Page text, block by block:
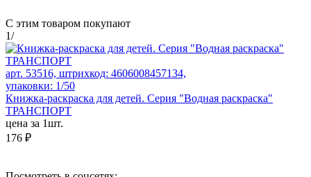
С этим товаром покупают
1/
арт. 53516, штрихкод: 4606008457134,
упаковки: 1/50
Книжка-раскраска для детей. Серия "Водная раскраска"
ТРАНСПОРТ
цена за 1шт.
176 ₽